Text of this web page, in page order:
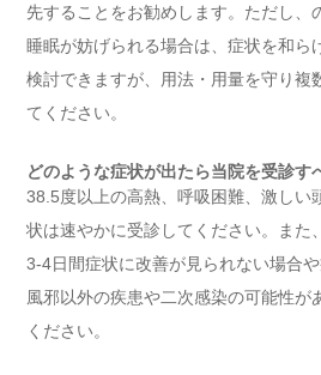
先することをお勧めします。ただし、
睡眠が妨げられる場合は、症状を和ら
検討できますが、用法・用量を守り複
てください。
どのような症状が出たら当院を受診す
38.5度以上の高熱、呼吸困難、激しい
状は速やかに受診してください。また
3-4日間症状に改善が見られない場合や
風邪以外の疾患や二次感染の可能性が
ください。